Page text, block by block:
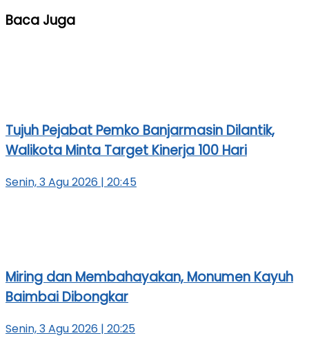
Baca Juga
Tujuh Pejabat Pemko Banjarmasin Dilantik,
Walikota Minta Target Kinerja 100 Hari
Senin, 3 Agu 2026 | 20:45
Miring dan Membahayakan, Monumen Kayuh
Baimbai Dibongkar
Senin, 3 Agu 2026 | 20:25